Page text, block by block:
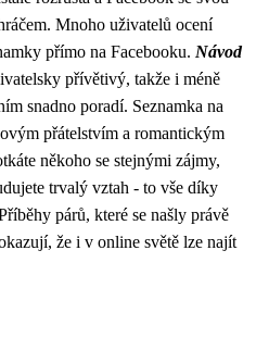
Mnoho uživatelů ocení
přímo na Facebooku. Návod
přívětivý, takže i méně
snadno poradí. Seznamka na
přátelstvím a romantickým
někoho se stejnými zájmy,
trvalý vztah - to vše díky
párů, které se našly právě
že i v online světě lze najít